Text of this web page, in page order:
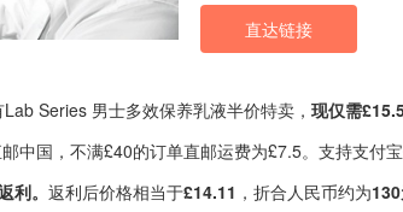
直达链接
Series 男士多效保养乳液半价特卖， 现仅需
中国，不满£40的订单直邮运费为£7.5。支持支付
利。 返利后价格相当于£14.11 ，折合人民币约为